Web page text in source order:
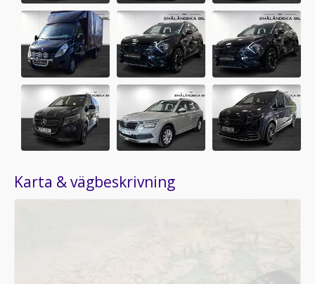
Karta & vägbeskrivning